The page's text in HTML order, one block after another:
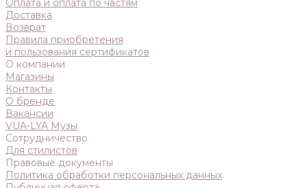
Оплата и оплата по частям
Доставка
Возврат
Правила приобретения
и пользования сертификатов
О компании
Магазины
Контакты
О бренде
Вакансии
VUA-LYA Музы
Сотрудничество
Для стилистов
Правовые документы
Политика обработки персональных данных